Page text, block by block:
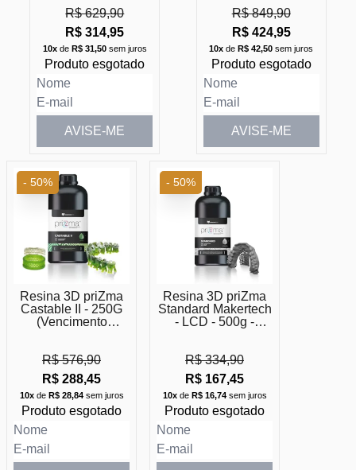
R$ 629,90
R$ 314,95
10xde R$ 31,50sem juros
Produto esgotado
AVISE-ME
R$ 849,90
R$ 424,95
10x deR$ 42,50 sem juros
Produto esgotado
AVISE-ME
Resina 3D priZma
Castable II - 250G
(Vencimento
R$ 576,90
R$ 288,45
10xde R$ 28,84sem juros
- 50%
Produto esgotado
Resina 3D priZma
Standard Makertech
- LCD - 500g -
R$ 334,90
R$ 167,45
10xde R$ 16,74sem juros
- 50%
Produto esgotado